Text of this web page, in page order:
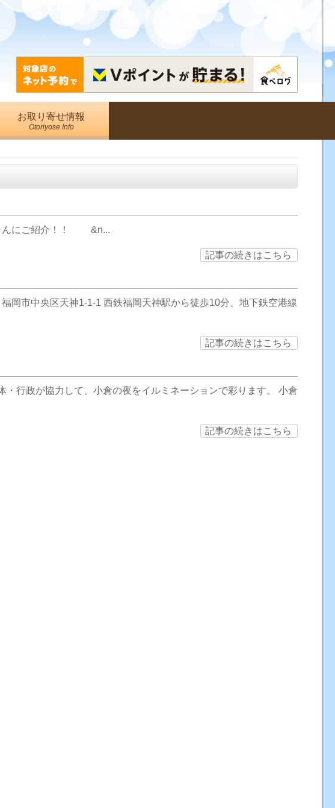
お取り寄せ情報
Otoriyose Info
さんにご紹介！！ &n...
記事の続きはこちら
岡市中央区天神1-1-1 西鉄福岡天神駅から徒歩10分、地下鉄空港線
記事の続きはこちら
行政が協力して、小倉の夜をイルミネーションで彩ります。 小倉
記事の続きはこちら